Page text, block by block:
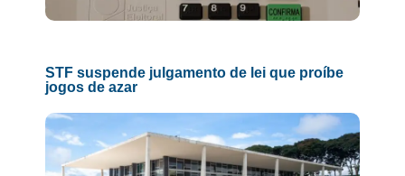
STF suspende julgamento de lei que proíbe
jogos de azar